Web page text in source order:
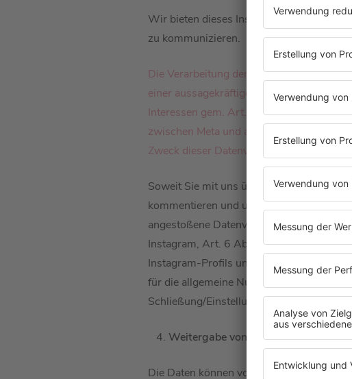
Wir bieten dieses Instagram-Profil an,
zu kommunizieren.
Die Verarbeitung der uns von Meta zur
einer aussagekräftigen Darstellung
Interessen gem. Art. 6 Abs. 1 lit. f
zwischen Meta und allen Instagram-
Zweck dieser Datenverarbeitung liegt in
Soweit Sie mit uns über unser
kommentieren und uns in diesem
angestoßene Datenverarbeitung auf
Instagram, Art. 6 Abs. 1 lit. b DSGVO.
Instagram-Profils und der
für die allgemeine Nutzung der Plattform
Schließung/Einstellung des Betriebs des
Weitergabe von Daten
Die Daten können von Meta auch in